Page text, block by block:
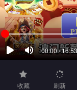
收藏 刷新